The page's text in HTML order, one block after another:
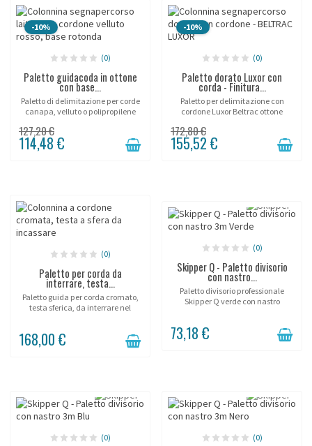
-10%
(0)
Paletto guidacoda in ottone
con base...
Paletto di delimitazione per corde
canapa, velluto o polipropilene
127,20 €
114,48 €
-10%
(0)
Paletto dorato Luxor con
corda - Finitura...
Paletto per delimitazione con
cordone Luxor Beltrac ottone
172,80 €
155,52 €
(0)
Paletto per corda da
interrare, testa...
Paletto guida per corda cromato,
testa sferica, da interrare nel
168,00 €
(0)
Skipper Q - Paletto divisorio
con nastro...
Paletto divisorio professionale
Skipper Q verde con nastro
50 mm con arresto automatico.
73,18 €
(0) (0)